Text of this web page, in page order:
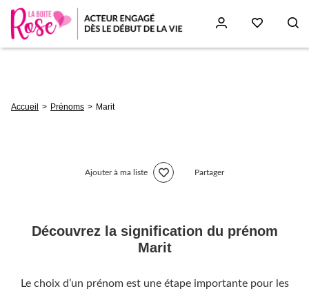
d'Ariane
Accueil Prénoms Marit
Ajouter à ma liste Partager
Découvrez la signification du prénom
Marit
Le choix d’un prénom est une étape importante pour les